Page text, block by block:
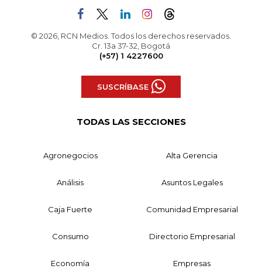
© 2026, RCN Medios. Todos los derechos reservados.
Cr. 13a 37-32, Bogotá
(+57) 1 4227600
SUSCRÍBASE
TODAS LAS SECCIONES
Agronegocios Alta Gerencia
Análisis Asuntos Legales
Caja Fuerte Comunidad Empresarial
Consumo Directorio Empresarial
Economía Empresas